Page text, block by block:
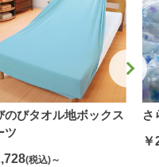
のびタオル地ボックス
ツ
(税込)～
さ
￥